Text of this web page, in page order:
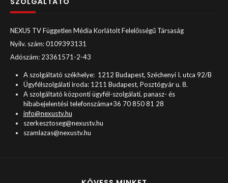
NEXUS TV Független Média Korlátolt Felelősségű Társaság
Nyilv. szám: 0109393131
Adószám: 23361571-2-43
A szolgáltató székhelye: 1212 Budapest, Széchenyi I. utca 92/B
Ügyfélszolgálati iroda: 1211 Budapest, Posztógyár u. 8.
A szolgáltató központi ügyfél-szolgálati, panasz- és
hibabejelentési telefonszáma+36 70 850 81 28
info@nexustv.hu
szerkesztoseg@nexustv.hu
szamlazas@nexustv.hu